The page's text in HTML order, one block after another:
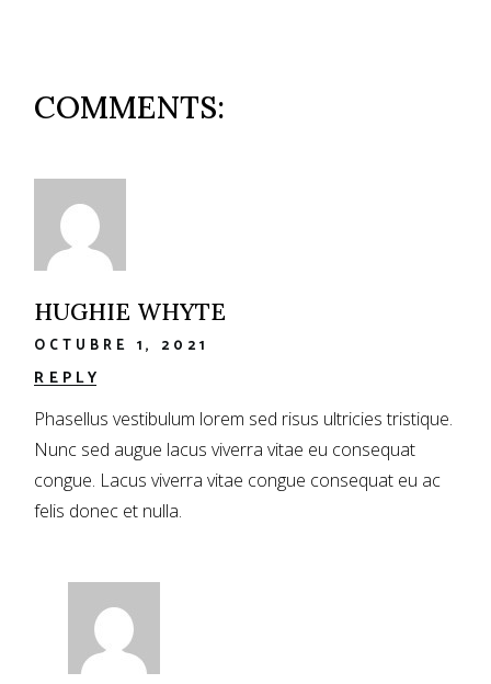
COMMENTS:
HUGHIE WHYTE
OCTUBRE 1, 2021
REPLY
Phasellus vestibulum lorem sed risus ultricies tristique.
Nunc sed augue lacus viverra vitae eu consequat
congue. Lacus viverra vitae congue consequat eu ac
felis donec et nulla.